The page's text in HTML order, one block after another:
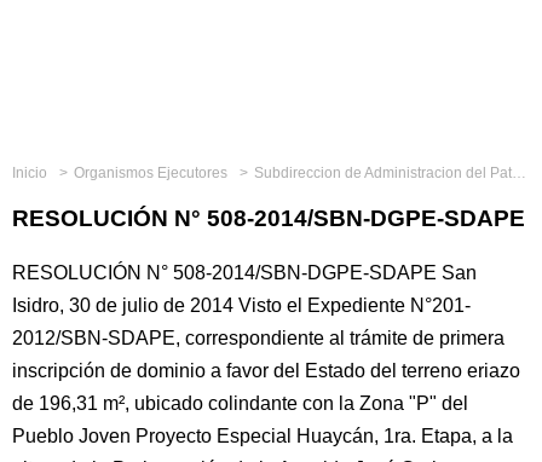
Inicio Organismos Ejecutores Subdireccion de Administracion del Patrimonio Estatal
RESOLUCIÓN N° 508-2014/SBN-DGPE-SDAPE
RESOLUCIÓN N° 508-2014/SBN-DGPE-SDAPE San
Isidro, 30 de julio de 2014 Visto el Expediente N°201-
2012/SBN-SDAPE, correspondiente al trámite de primera
inscripción de dominio a favor del Estado del terreno eriazo
de 196,31 m², ubicado colindante con la Zona "P" del
Pueblo Joven Proyecto Especial Huaycán, 1ra. Etapa, a la